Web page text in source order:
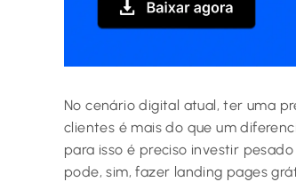
No cenário digital atual, ter uma
clientes é mais do que um
para isso é preciso investir
pode, sim, fazer landing pages